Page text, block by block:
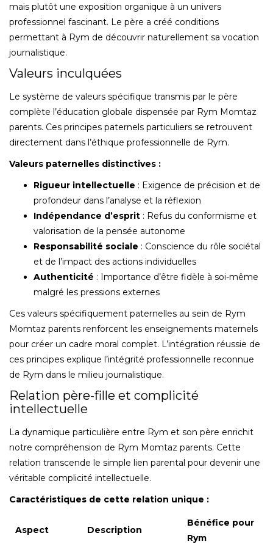
mais plutôt une exposition organique à un univers
professionnel fascinant. Le père a créé conditions
permettant à Rym de découvrir naturellement sa vocation
journalistique.
Valeurs inculquées
Le système de valeurs spécifique transmis par le père
complète l’éducation globale dispensée par Rym Momtaz
parents. Ces principes paternels particuliers se retrouvent
directement dans l’éthique professionnelle de Rym.
Valeurs paternelles distinctives :
Rigueur intellectuelle : Exigence de précision et de
profondeur dans l’analyse et la réflexion
Indépendance d’esprit : Refus du conformisme et
valorisation de la pensée autonome
Responsabilité sociale : Conscience du rôle sociétal
et de l’impact des actions individuelles
Authenticité : Importance d’être fidèle à soi-même
malgré les pressions externes
Ces valeurs spécifiquement paternelles au sein de Rym
Momtaz parents renforcent les enseignements maternels
pour créer un cadre moral complet. L’intégration réussie de
ces principes explique l’intégrité professionnelle reconnue
de Rym dans le milieu journalistique.
Relation père-fille et complicité
intellectuelle
La dynamique particulière entre Rym et son père enrichit
notre compréhension de Rym Momtaz parents. Cette
relation transcende le simple lien parental pour devenir une
véritable complicité intellectuelle.
Caractéristiques de cette relation unique :
Aspect Description
Bénéfice pour
Rym